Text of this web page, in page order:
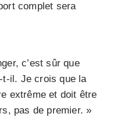
complet sera
c’est sûr que
t-il. Je crois que la
extrême et doit être
pas de premier. »